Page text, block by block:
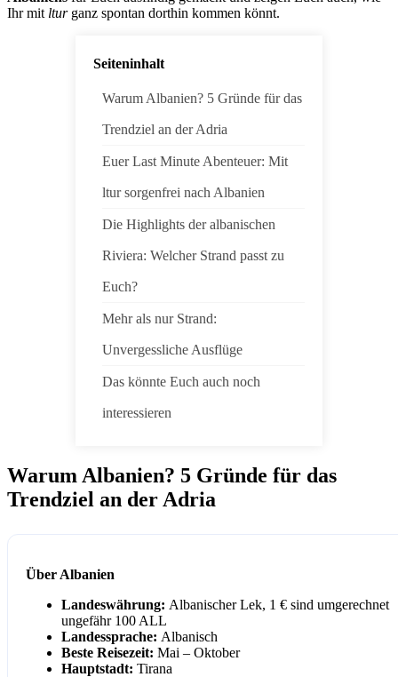
Ihr mit lturganz spontan dorthin kommen könnt.
Seiteninhalt
Warum Albanien? 5 Gründe für das
Trendziel an der Adria
Euer Last Minute Abenteuer: Mit
ltur sorgenfrei nach Albanien
Die Highlights der albanischen
Riviera: Welcher Strand passt zu
Euch?
Mehr als nur Strand:
Unvergessliche Ausflüge
Das könnte Euch auch noch
interessieren
Warum Albanien? 5 Gründe für das
Trendziel an der Adria
Über Albanien
Landeswährung: Albanischer Lek, 1 € sind umgerechnet
ungefähr 100 ALL
Landessprache: Albanisch
Beste Reisezeit: Mai – Oktober
Hauptstadt: Tirana